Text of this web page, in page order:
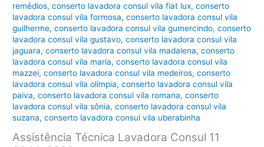
remédios,conserto lavadora consul vila fiat lux,conserto
lavadora consul vila formosa,conserto lavadora consul vila
guilherme,conserto lavadora consul vila gumercindo,conserto
lavadora consul vila gustavo,conserto lavadora consul vila
jaguara,conserto lavadora consul vila madalena,conserto
lavadora consul vila maria,conserto lavadora consul vila
mazzei,conserto lavadora consul vila medeiros,conserto
lavadora consul vila olímpia,conserto lavadora consul vila
paiva,conserto lavadora consul vila romana,conserto
lavadora consul vila sônia,conserto lavadora consul vila
suzana,conserto lavadora consul vila uberabinha
Assistência Técnica Lavadora Consul 11